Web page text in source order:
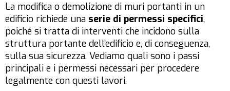
La modifica o demolizione di muri portanti in un
edificio richiede una serie di permessi specifici,
poiché si tratta di interventi che incidono sulla
struttura portante dell’edificio e, di conseguenza,
sulla sua sicurezza. Vediamo quali sono i passi
principali e i permessi necessari per procedere
legalmente con questi lavori.